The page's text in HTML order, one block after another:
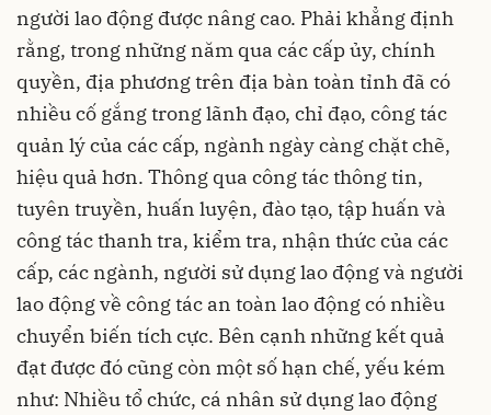
người lao động được nâng cao. Phải khẳng định
rằng, trong những năm qua các cấp ủy, chính
quyền, địa phương trên địa bàn toàn tỉnh đã có
nhiều cố gắng trong lãnh đạo, chỉ đạo, công tác
quản lý của các cấp, ngành ngày càng chặt chẽ,
hiệu quả hơn. Thông qua công tác thông tin,
tuyên truyền, huấn luyện, đào tạo, tập huấn và
công tác thanh tra, kiểm tra, nhận thức của các
cấp, các ngành, người sử dụng lao động và người
lao động về công tác an toàn lao động có nhiều
chuyển biến tích cực. Bên cạnh những kết quả
đạt được đó cũng còn một số hạn chế, yếu kém
như: Nhiều tổ chức, cá nhân sử dụng lao động